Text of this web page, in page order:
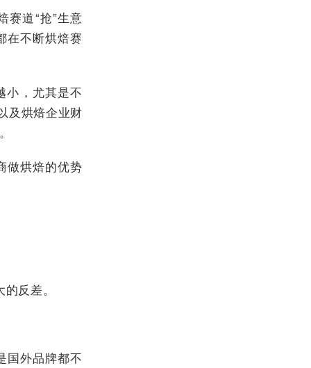
赛道“抢”生意
在不断烘焙赛
小，尤其是不
及烘焙企业财
做烘焙的优势
反差。
国外品牌都不